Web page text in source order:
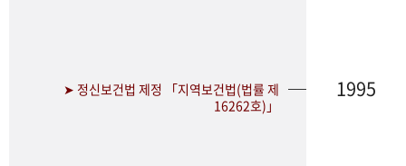
➤ 정신보건법 제정 「지역보건법(법률 제
16262호)」
1995